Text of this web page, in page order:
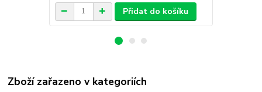
Přidat do košíku
Zboží zařazeno v kategoriích